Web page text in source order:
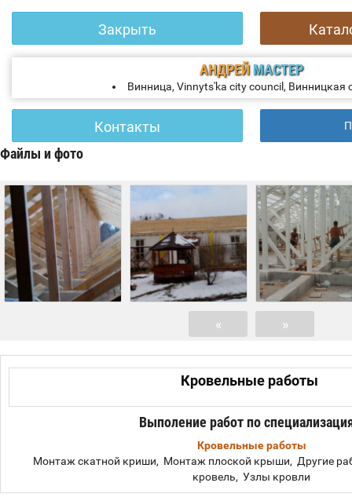
Закрыть
АНДРЕЙМАСТЕР
Винница, Vinnyts'ka city council, Винницкая
Контакты
Файлы и фото
« »
Кровельные работы
Выполение работ по
Кровельные работы
Монтаж скатной криши, Монтаж плоской крыши, Другие
кровель, Узлы кровли